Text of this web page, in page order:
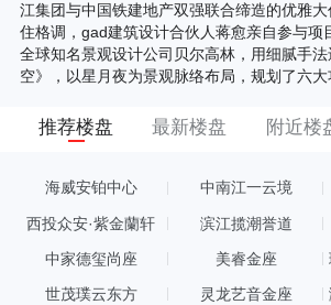
江集团与中国铁建地产双强联合缔造的优雅
住格调，gad建筑设计合伙人蒋愈亲自参与项
全球知名景观设计公司贝尔高林，用细腻手
空》，以星月夜为景观脉络布局，规划了六大
推荐楼盘 最新楼盘 附近楼
海威安铂中心 中南江一云境
西投众安·紫金蘭轩 滨江揽潮誉道
中家德玺尚座 美睿金座
世茂璞云东方 灵龙艺音金座